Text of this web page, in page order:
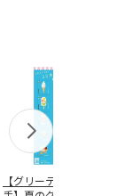
【グリーティング切